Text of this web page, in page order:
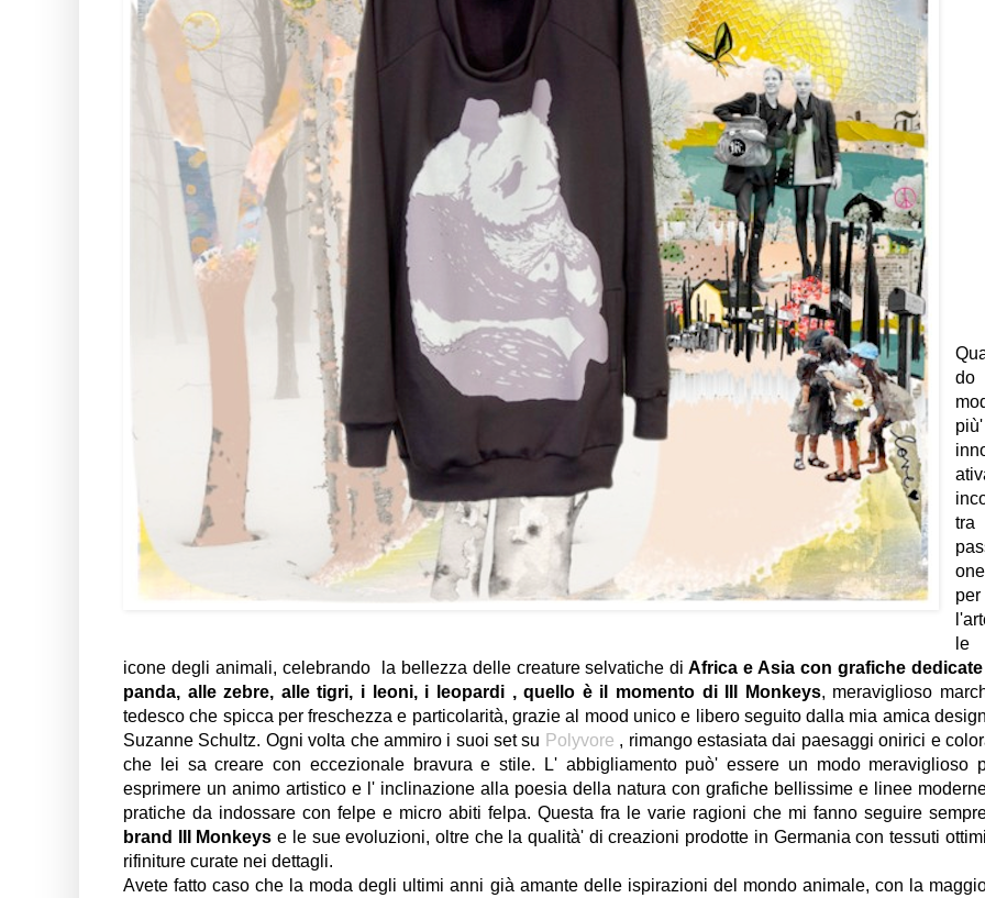
do
più'
tra
one
per
le
icone degli animali, celebrando la bellezza delle creature selvatiche di Africa e Asia con grafiche
panda, alle zebre, alle tigri, i leoni, i leopardi , quello è il momento di III Monkeys, meraviglioso
tedesco che spicca per freschezza e particolarità, grazie al mood unico e libero seguito dalla mia amica
Suzanne Schultz. Ogni volta che ammiro i suoi set su Polyvore , rimango estasiata dai paesaggi onirici e
che lei sa creare con eccezionale bravura e stile. L' abbigliamento può' essere un modo meraviglioso
esprimere un animo artistico e l' inclinazione alla poesia della natura con grafiche bellissime e linee
pratiche da indossare con felpe e micro abiti felpa. Questa fra le varie ragioni che mi fanno seguire
brand III Monkeyse le sue evoluzioni, oltre che la qualità' di creazioni prodotte in Germania con tessuti
rifiniture curate nei dettagli.
Avete fatto caso che la moda degli ultimi anni già amante delle ispirazioni del mondo animale, con la